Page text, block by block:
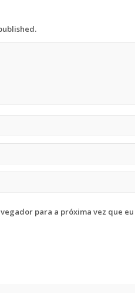
para a próxima vez que